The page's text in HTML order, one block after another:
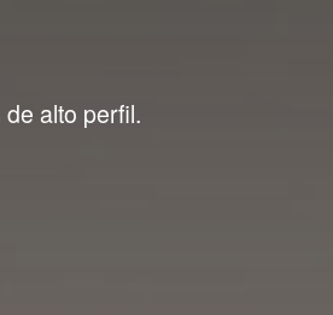
alto perfil.